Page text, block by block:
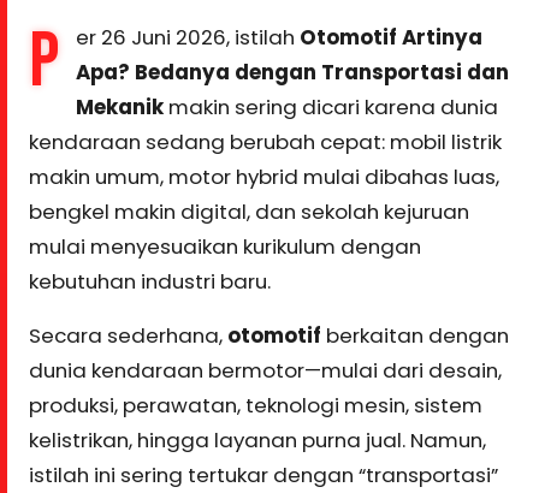
P er 26 Juni 2026, istilah Otomotif Artinya
Apa? Bedanya dengan Transportasi dan
Mekanik makin sering dicari karena dunia
kendaraan sedang berubah cepat: mobil listrik
makin umum, motor hybrid mulai dibahas luas,
bengkel makin digital, dan sekolah kejuruan
mulai menyesuaikan kurikulum dengan
kebutuhan industri baru.
Secara sederhana, otomotif berkaitan dengan
dunia kendaraan bermotor—mulai dari desain,
produksi, perawatan, teknologi mesin, sistem
kelistrikan, hingga layanan purna jual. Namun,
istilah ini sering tertukar dengan “transportasi”